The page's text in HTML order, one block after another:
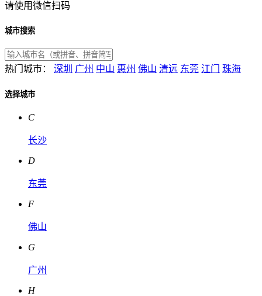
请使用微信扫码
城市搜索
热门城市： 深圳 广州 中山 惠州 佛山 清远 东莞 江门 珠海
选择城市
C
长沙
D
东莞
F
佛山
G
广州
H